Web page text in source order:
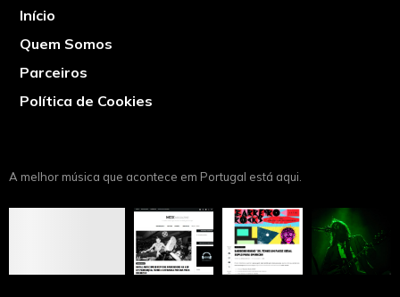
Início
Quem Somos
Parceiros
Política de Cookies
A melhor música que acontece em Portugal está aqui.